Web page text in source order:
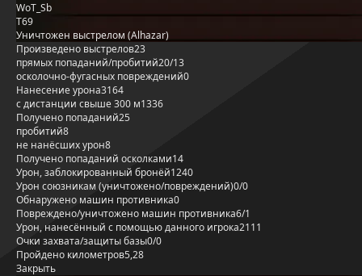
WoT_Sb
T69
Уничтожен выстрелом (Alhazar)
Произведено выстрелов23
прямых попаданий/пробитий20/13
осколочно-фугасных повреждений0
Нанесение урона3164
с дистанции свыше 300 м1336
Получено попаданий25
пробитий8
не нанёсших урон8
Получено попаданий осколками14
Урон, заблокированный бронёй1240
Урон союзникам (уничтожено/повреждений)0/0
Обнаружено машин противника0
Повреждено/уничтожено машин противника6/1
Урон, нанесённый с помощью данного игрока2111
Очки захвата/защиты базы0/0
Пройдено километров5,28
Закрыть